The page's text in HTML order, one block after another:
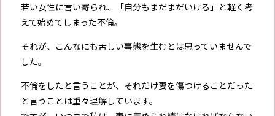
若い女性に言い寄られ、「自分もまだまだいける」と軽く考
えて始めてしまった不倫。
それが、こんなにも苦しい事態を生むとは思っていませんで
した。
不倫をしたと言うことが、それだけ妻を傷つけることだった
と言うことは重々理解しています。